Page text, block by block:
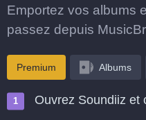
Emportez vos albums
passez depuis
Premium Albums
Ouvrez Soundiiz et